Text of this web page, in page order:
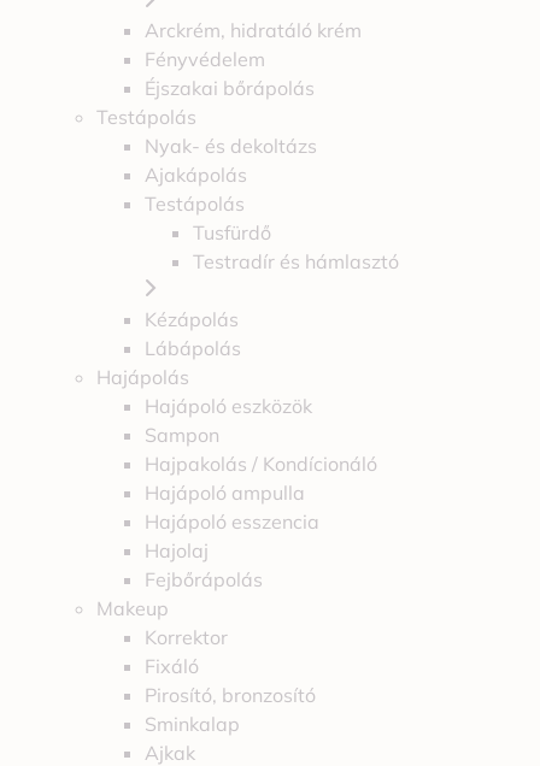
Arckrém, hidratáló krém
Fényvédelem
Éjszakai bőrápolás
Testápolás
Nyak- és dekoltázs
Ajakápolás
Testápolás
Tusfürdő
Testradír és hámlasztó
Kézápolás
Lábápolás
Hajápolás
Hajápoló eszközök
Sampon
Hajpakolás / Kondícionáló
Hajápoló ampulla
Hajápoló esszencia
Hajolaj
Fejbőrápolás
Makeup
Korrektor
Fixáló
Pirosító, bronzosító
Sminkalap
Ajkak